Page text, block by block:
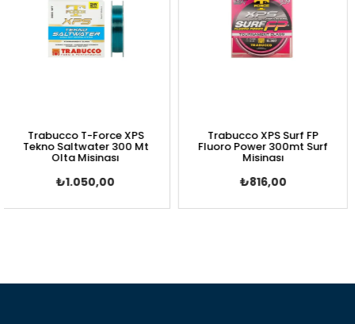
T-Force XPS
Saltwater 300 Mt
Olta Misinası
₺1.050,00
Trabucco XPS Surf FP
Fluoro Power 300mt Surf
Misinası
₺816,00